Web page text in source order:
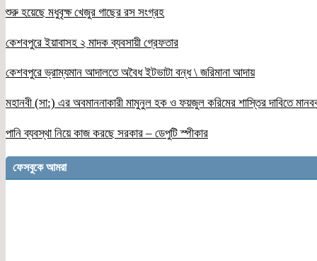
শুরু হয়েছে মধুবৃক্ষ খেজুর গাছের রস সংগ্রহ
কেশবপুরে ইয়াবাসহ ২ মাদক ব্যবসায়ী গ্রেফতার
কেশবপুরে ভ্রাম্যমান আদালতে অবৈধ ইটভাটা বন্ধ \ জরিমানা আদায়
মহানবী (সা:) এর অবমাননাকারী মামুনুল হক ও ফয়জুল করিমের শাস্তির দাবিতে
পানি ব্যবস্থা নিয়ে কাজ করছে সরকার – ডেপুটি স্পীকার
ফেসবুকে আমরা